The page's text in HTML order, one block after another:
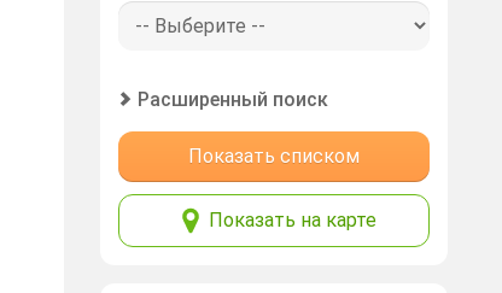
Расширенный поиск
Показать списком
Показать на карте